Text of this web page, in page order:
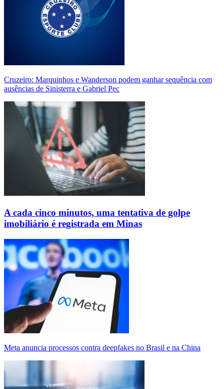
Cruzeiro: Marquinhos e Wanderson podem ganhar sequência com
ausências de Sinisterra e Gabriel Pec
A cada cinco minutos, uma tentativa de golpe
imobiliário é registrada em Minas
Meta anuncia processos contra deepfakes no Brasil e na China